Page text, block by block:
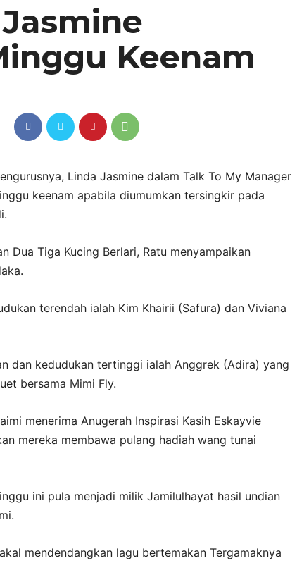
Keenam
Linda Jasmine dalam Talk To My Manager
keenam apabila diumumkan tersingkir pada
Dua Tiga Kucing Berlari, Ratu menyampaikan
terendah ialah Kim Khairii (Safura) dan Viviana
dan kedudukan tertinggi ialah Anggrek (Adira) yang
bersama Mimi Fly.
menerima Anugerah Inspirasi Kasih Eskayvie
mereka membawa pulang hadiah wang tunai
ini pula menjadi milik Jamilulhayat hasil undian
mendendangkan lagu bertemakan Tergamaknya